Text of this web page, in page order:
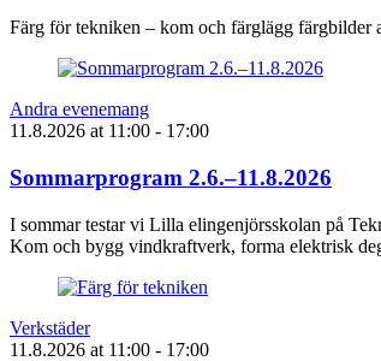
Färg för tekniken – kom och färglägg färgbilder
Andra evenemang
11.8.2026 at 11:00 - 17:00
Sommarprogram 2.6.–11.8.2026
I sommar testar vi Lilla elingenjörsskolan på
Kom och bygg vindkraftverk, forma elektrisk
Verkstäder
11.8.2026 at 11:00 - 17:00